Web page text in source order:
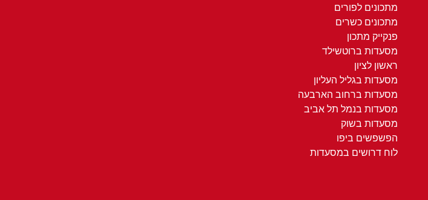
מתכונים לפורים
מתכונים כשרים
פנקייק מתכון
מסעדות ברוטשילד
ראשון לציון
מסעדות בגליל העליון
מסעדות ברחוב הארבעה
מסעדות בנמל תל אביב
מסעדות בשוק
הפשפשים ביפו
לוח דרושים במסעדות